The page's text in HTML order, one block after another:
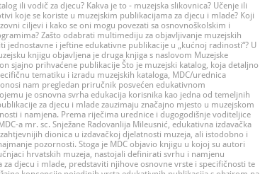
ili vodič za djecu? Kakva je to - muzejska slikovnica? Učenje ili
koje se koriste u muzejskim publikacijama za djecu i mlade? Koji
ciljevi i kako se oni mogu povezati sa osnovnoškolskim i
Zašto odabrati multimediju za objavljivanje muzejskih
jednostavne i jeftine edukativne publikacije u „kućnoj radinosti“? U
knjigu objavljena je druga knjiga s naslovom Muzejske
sjajno prihvaćene publikacije Što je muzejski katalog, koja detaljno
tematiku i izradu muzejskih kataloga, MDC/urednica
nam pregledan priručnik posvećen edukativnom
je osnovna svrha edukacija korisnika kao jedna od temeljnih
za djecu i mlade zauzimaju značajno mjesto u muzejskom
i namjena. Prema riječima urednice i dugogodišnje voditeljice
a mr. sc. Snježane Radovanlija Mileusnić, edukativna izdavačka
dionica u izdavačkoj djelatnosti muzeja, ali istodobno i
pozornosti. Stoga je MDC objavio knjigu u kojoj su autori
hrvatskih muzeja, nastojali definirati svrhu i namjenu
djecu i mlade, predstaviti njihove osnovne vrste i specifičnosti te